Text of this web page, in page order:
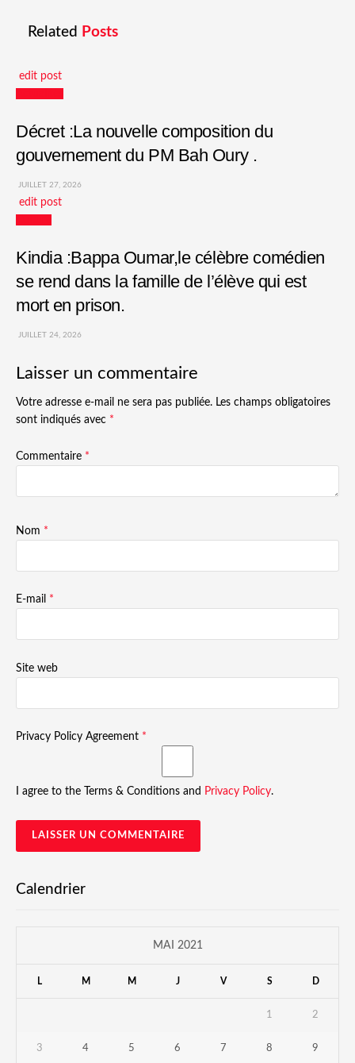
Related Posts
edit post
Décret :La nouvelle composition du
gouvernement du PM Bah Oury .
JUILLET 27, 2026
edit post
Kindia :Bappa Oumar,le célèbre comédien
se rend dans la famille de l’élève qui est
mort en prison.
JUILLET 24, 2026
Laisser un commentaire
Votre adresse e-mail ne sera pas publiée. Les champs obligatoires
sont indiqués avec *
Commentaire *
Nom *
E-mail *
Site web
Privacy Policy Agreement *
I agree to the Terms & Conditions and Privacy Policy.
Calendrier
MAI 2021
L M M J V S D
1 2
3 4 5 6 7 8 9